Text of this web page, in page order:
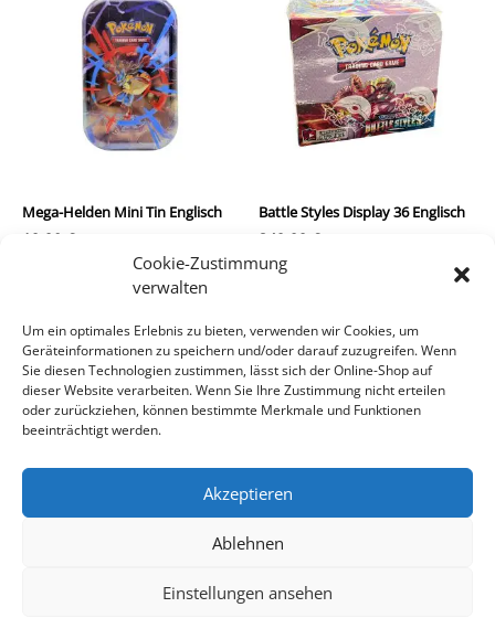
Cookie-Zustimmung
verwalten
Um ein optimales Erlebnis zu bieten, verwenden wir Cookies, um
Geräteinformationen zu speichern und/oder darauf zuzugreifen. Wenn
Sie diesen Technologien zustimmen, lässt sich der Online-Shop auf
dieser Website verarbeiten. Wenn Sie Ihre Zustimmung nicht erteilen
oder zurückziehen, können bestimmte Merkmale und Funktionen
beeinträchtigt werden.
Akzeptieren
Ablehnen
Einstellungen ansehen
Mega-Helden Mini Tin Englisch
19,90 €
In den Warenkorb
Battle Styles Display 36 Englisch
349,99 €
inkl. MwSt.
In den Warenkorb
Impressum/Kontakt